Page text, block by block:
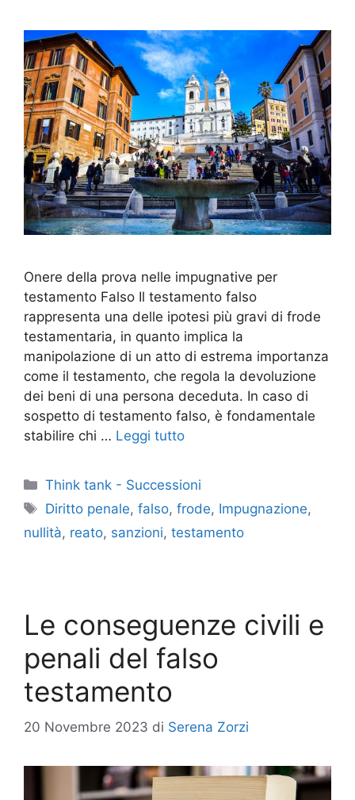
Onere della prova nelle impugnative per
testamento Falso Il testamento falso
rappresenta una delle ipotesi più gravi di frode
testamentaria, in quanto implica la
manipolazione di un atto di estrema importanza
come il testamento, che regola la devoluzione
dei beni di una persona deceduta. In caso di
sospetto di testamento falso, è fondamentale
stabilire chi … Leggi tutto
Categorie
Think tank - Successioni
Tag
Diritto penale,falso,frode, Impugnazione,
nullità, reato, sanzioni, testamento
Le conseguenze civili e
penali del falso
testamento
20 Novembre 2023 di Serena Zorzi